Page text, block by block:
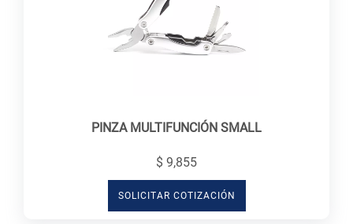
PINZA MULTIFUNCIÓN SMALL
$ 9,855
SOLICITAR COTIZACIÓN